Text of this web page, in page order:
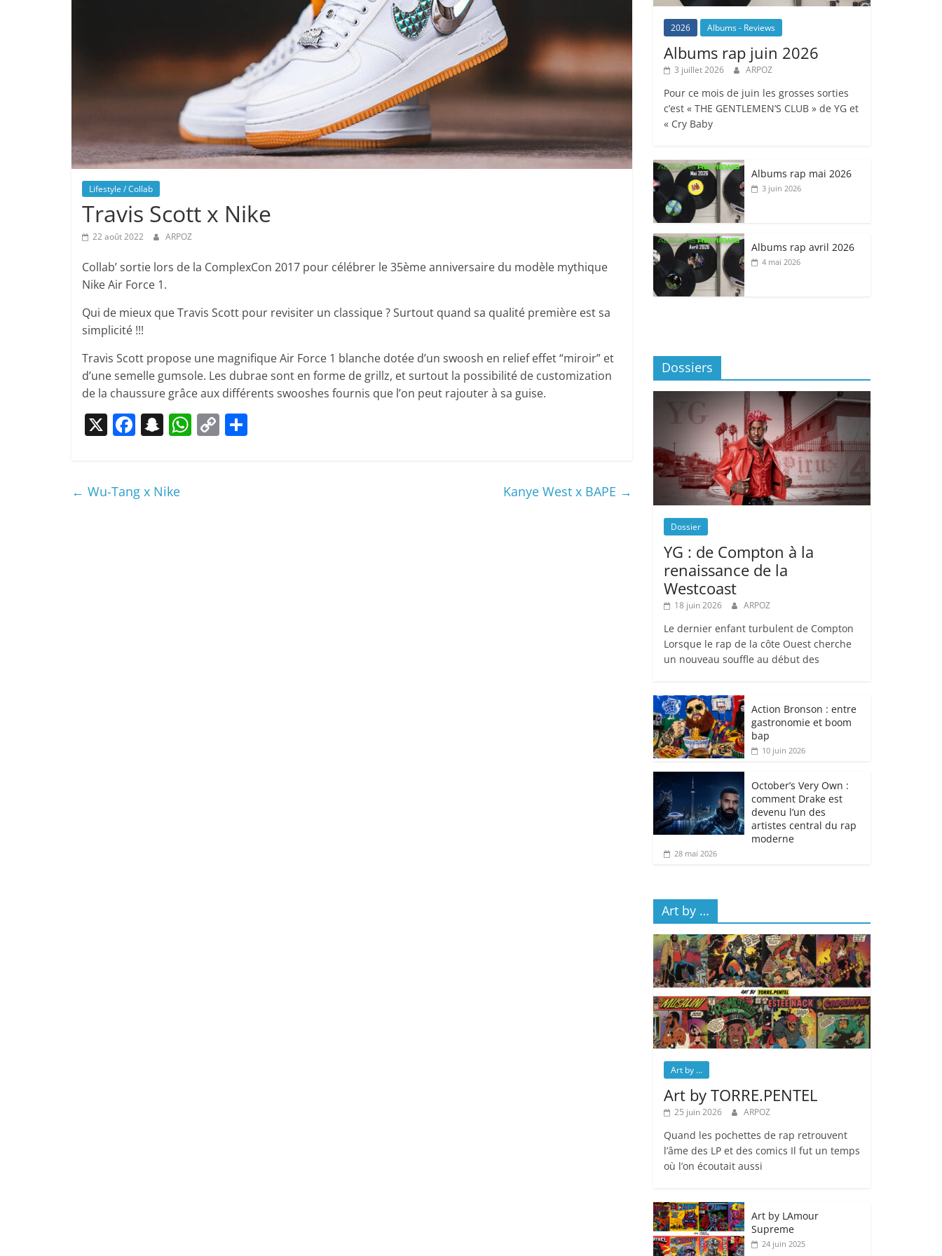
Lifestyle / Collab
Travis Scott x Nike
22 août 2022 ARPOZ
Collab’ sortie lors de la ComplexCon 2017 pour célébrer le 35ème anniversaire du modèle mythique
Nike Air Force 1.
Qui de mieux que Travis Scott pour revisiter un classique ? Surtout quand sa qualité première est sa
simplicité !!!
Travis Scott propose une magnifique Air Force 1 blanche dotée d’un swoosh en relief effet “miroir” et
d’une semelle gumsole. Les dubrae sont en forme de grillz, et surtout la possibilité de customization
de la chaussure grâce aux différents swooshes fournis que l’on peut rajouter à sa guise.
X F
e
S
p
W C
← Wu-Tang x Nike Kanye West x BAPE →
2026 Albums - Reviews
Albums rap juin 2026
3 juillet 2026 ARPOZ
Pour ce mois de juin les grosses sorties
c’est « THE GENTLEMEN’S CLUB » de YG et
« Cry Baby
Albums rap mai 2026
3 juin 2026
Albums rap avril 2026
4 mai 2026
Dossiers
Dossier
YG : de Compton à la
renaissance de la
Westcoast
18 juin 2026 ARPOZ
Le dernier enfant turbulent de Compton
Lorsque le rap de la côte Ouest cherche
un nouveau souffle au début des
Action Bronson : entre
gastronomie et boom
bap
10 juin 2026
October’s Very Own :
comment Drake est
devenu l’un des
artistes central du rap
moderne
28 mai 2026
Art by …
Art by ...
Art by TORRE.PENTEL
25 juin 2026 ARPOZ
Quand les pochettes de rap retrouvent
l’âme des LP et des comics Il fut un temps
où l’on écoutait aussi
Art by LAmour
Supreme
24 juin 2025